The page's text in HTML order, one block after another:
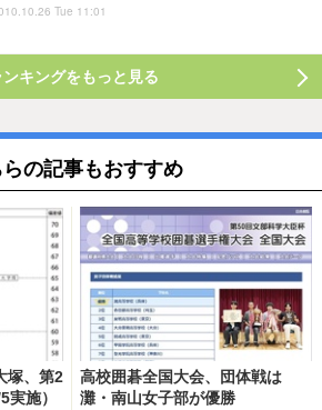
Tue 11:01
ンキングをもっと見る
らの記事もおすすめ
塚、第2
施）
高校囲碁全国大会、団体戦は
灘・南山女子部が優勝